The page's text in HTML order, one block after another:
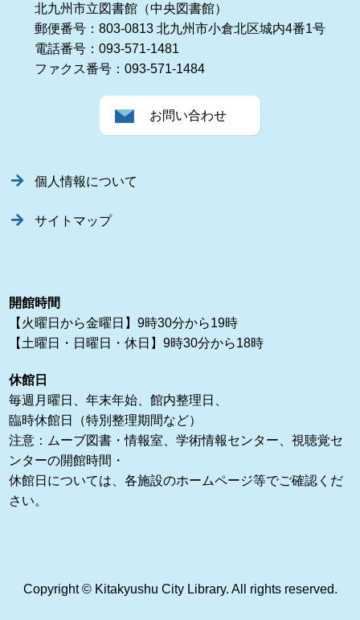
北九州市立図書館（中央図書館）
郵便番号：803-0813 北九州市小倉北区城内4番1号
電話番号：093-571-1481
ファクス番号：093-571-1484
お問い合わせ
個人情報について
サイトマップ
開館時間
【火曜日から金曜日】9時30分から19時
【土曜日・日曜日・休日】9時30分から18時
休館日
毎週月曜日、年末年始、館内整理日、
臨時休館日（特別整理期間など）
注意：ムーブ図書・情報室、学術情報センター、視聴覚セ
ンターの開館時間・
休館日については、各施設のホームページ等でご確認くだ
さい。
Copyright © Kitakyushu City Library. All rights reserved.